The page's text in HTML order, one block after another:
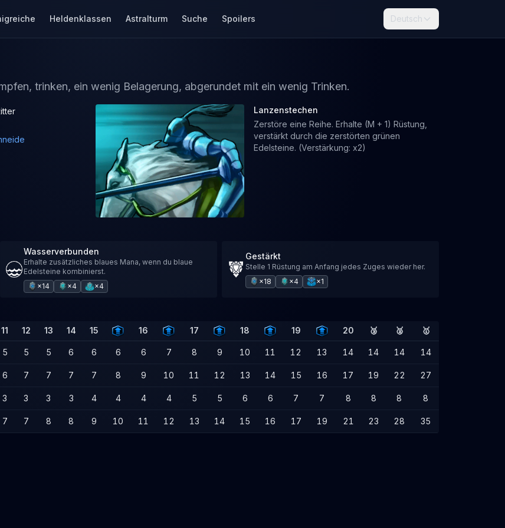
Heldenklassen Astralturm Suche Spoilers Deutsch
trinken, ein wenig Belagerung, abgerundet mit ein wenig Trinken.
Lanzenstechen
Zerstöre eine Reihe. Erhalte (M + 1) Rüstung,
verstärkt durch die zerstörten grünen
Edelsteine. (Verstärkung: x2)
Wasserverbunden
Erhalte zusätzliches blaues Mana, wenn du blaue
Edelsteine kombinierst.
×14
×4 ×4
Gestärkt
Stelle 1 Rüstung am Anfang jedes Zuges wieder her.
×18
×4 ×1
11 12 13 14 15 16 17 18 19 20 🥉 🥈 🥇
5 5 5 6 6 6 6 7 8 9 10 11 12 13 14 14 14 14
6 7 7 7 7 8 9 10 11 12 13 14 15 16 17 19 22 27
3 3 3 3 4 4 4 4 5 5 6 6 7 7 8 8 8 8
7 7 8 8 9 10 11 12 13 14 15 16 17 19 21 23 28 35